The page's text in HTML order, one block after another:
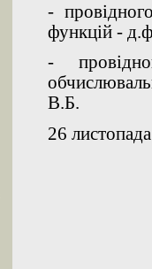
-
функцій -
-
В.Б.
26